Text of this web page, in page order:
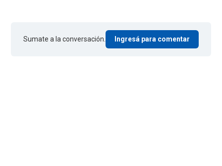
Sumate a la conversación. Ingresá para comentar